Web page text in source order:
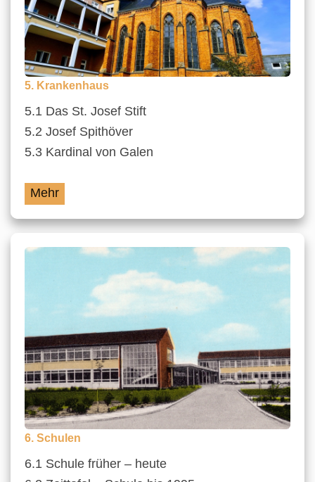
5. Krankenhaus
5.1 Das St. Josef Stift
5.2 Josef Spithöver
5.3 Kardinal von Galen
Mehr
6. Schulen
6.1 Schule früher – heute